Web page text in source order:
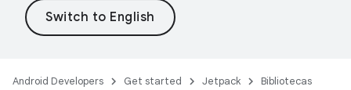
Android Developers Get started Jetpack Bibliotecas